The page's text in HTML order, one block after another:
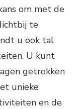
om met de
te
u ook tal
U kunt
getrokken
unieke
en de